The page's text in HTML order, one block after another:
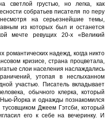
светлой грустью, но легка, как
собратьев писателя по перу
на серьезнейшие темы,
из которых был и останется
мечте ревущих 20-х «Великий
романтических надежд, когда никто
кризисе, страна процветала,
слои населения наслаждались
утопая в неслыханном
участью. Писатель вкладывает
обычного клерка, который
Йорка и однажды познакомился
Джеем Гэтсби, который
его к себе на вечеринку. И